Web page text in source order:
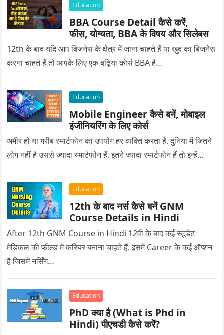
Education
BBA Course Detail कैसे करें,
फीस, योग्यता, BBA के विषय और सिलेबस
12th के बाद यदि आप बिजनेस के क्षेत्र में जाना चाहते हैं या खुद का बिजनेस
करना चाहते हैं तो आपके लिए एक बढ़िया कोर्स BBA है…
Education
Mobile Engineer कैसे बनें, मोबाइल
इंजीनियरिंग के लिए कोर्स
अमीर हो या गरीब स्मार्टफोन का उपयोग हर व्यक्ति करता है. दुनिया में जितने
लोग नहीं है उससे ज्यादा स्मार्टफोन हैं. इतने ज्यादा स्मार्टफोन हैं तो इन्हें…
Education
12th के बाद नर्स कैसे बनें GNM
Course Details in Hindi
After 12th GNM Course in Hindi 12वी के बाद कई स्टूडेंट
मेडिकल की फील्ड में करियर बनाना चाहते हैं. इसमें Career के कई ऑप्शन
है जिसमें नर्सिंग…
Education
PhD क्या है (What is Phd in
Hindi) पीएचडी कैसे करें?